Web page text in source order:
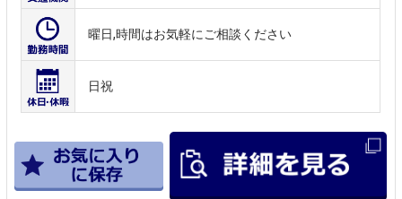
曜日,時間はお気軽にご相談ください
日祝